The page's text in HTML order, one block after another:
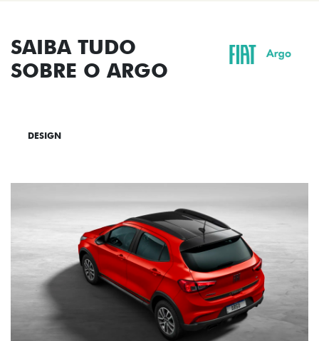
SAIBA TUDO
SOBRE O ARGO
DESIGN